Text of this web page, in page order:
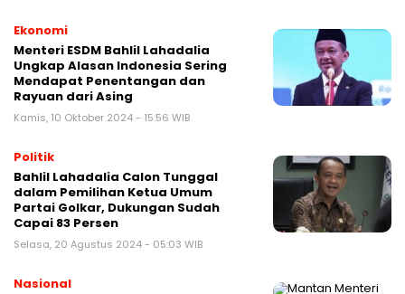
Ekonomi
Menteri ESDM Bahlil Lahadalia
Ungkap Alasan Indonesia Sering
Mendapat Penentangan dan
Rayuan dari Asing
Kamis, 10 Oktober 2024 - 15:56 WIB
Politik
Bahlil Lahadalia Calon Tunggal
dalam Pemilihan Ketua Umum
Partai Golkar, Dukungan Sudah
Capai 83 Persen
Selasa, 20 Agustus 2024 - 05:03 WIB
Nasional